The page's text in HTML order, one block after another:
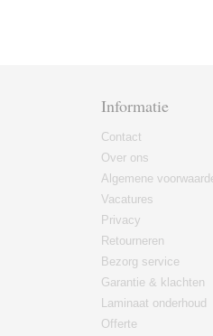
Informatie
Contact
Over ons
Algemene
Vacatures
Privacy
Retourneren
Bezorg service
Garantie & klachten
Laminaat onderhoud
Offerte